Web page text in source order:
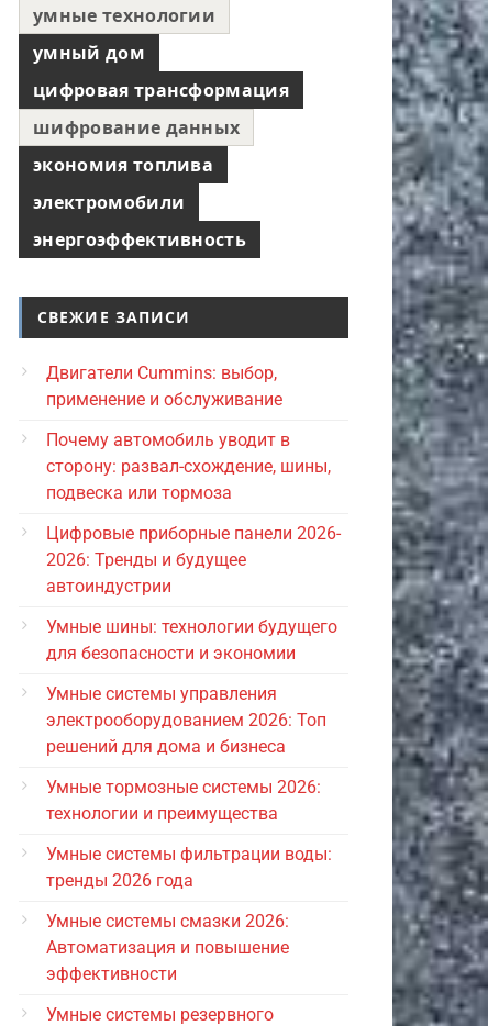
умные технологии
умный дом
цифровая трансформация
шифрование данных
экономия топлива
электромобили
энергоэффективность
СВЕЖИЕ ЗАПИСИ
Двигатели Cummins: выбор,
применение и обслуживание
Почему автомобиль уводит в
сторону: развал-схождение, шины,
подвеска или тормоза
Цифровые приборные панели 2026-
2026: Тренды и будущее
автоиндустрии
Умные шины: технологии будущего
для безопасности и экономии
Умные системы управления
электрооборудованием 2026: Топ
решений для дома и бизнеса
Умные тормозные системы 2026:
технологии и преимущества
Умные системы фильтрации воды:
тренды 2026 года
Умные системы смазки 2026:
Автоматизация и повышение
эффективности
Умные системы резервного